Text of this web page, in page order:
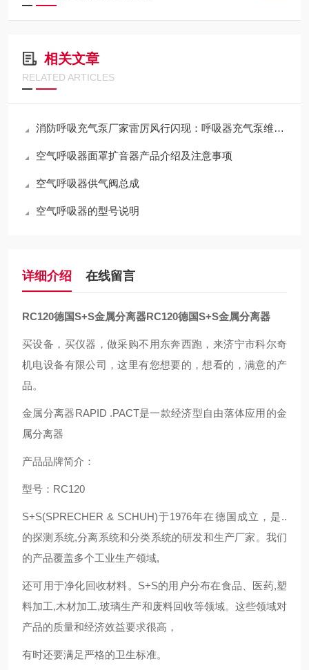
相关文章
RELATED ARTICLES
消防呼吸充气泵厂家雷厉风行闪现：呼吸器充气泵维保机构
空气呼吸器面罩扩音器产品介绍及注意事项
空气呼吸器供气阀总成
空气呼吸器的型号说明
详细介绍 在线留言
RC120德国S+S金属分离器RC120德国S+S金属分离器
买设备，买仪器，做采购不用东奔西跑，来济宁市科尔奇
机电设备有限公司，这里有您想要的，想看的，满意的产
品。
金属分离器RAPID .PACT是一款经济型自由落体应用的金
属分离器
产品品牌简介：
型号：RC120
S+S(SPRECHER & SCHUH)于1976年在德国成立，是..
的探测系统,分离系统和分类系统的研发和生产厂家。我们
的产品覆盖多个工业生产领域,
还可用于净化回收材料。S+S的用户分布在食品、医药,塑
料加工,木材加工,玻璃生产和废料回收等领域。这些领域对
产品的质量和经济效益要求很高，
有时还要满足严格的卫生标准。